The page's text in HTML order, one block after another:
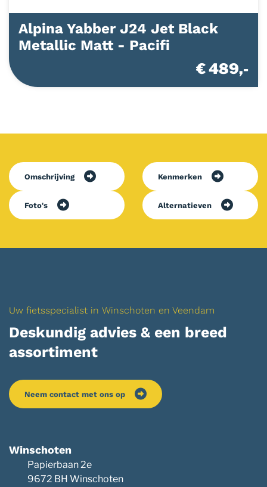
Alpina Yabber J24 Jet Black
Metallic Matt - Pacifi
€ 489,-
Omschrijving Kenmerken
Foto's Alternatieven
Uw fietsspecialist in Winschoten en Veendam
Deskundig advies & een breed
assortiment
Neem contact met ons op
Winschoten
Papierbaan 2e
9672 BH Winschoten